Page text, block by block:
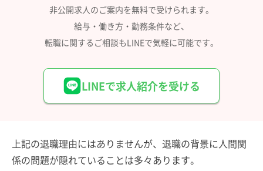
非公開求人のご案内を無料で受けられます。
給与・働き方・勤務条件など、
転職に関するご相談もLINEで気軽に可能です。
LINEで求人紹介を受ける
上記の退職理由にはありませんが、退職の背景に人間関
係の問題が隠れていることは多々あります。